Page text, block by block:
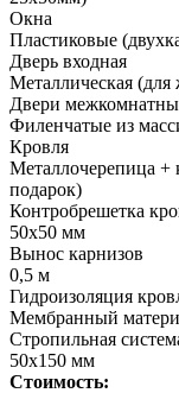
Окна
Пластиковые
Дверь входная
Металлическая
Двери
Филенчатые из
Кровля
Металлочерепица +
подарок)
Контробрешетка
50х50 мм
Вынос карнизов
0,5 м
Гидроизоляция
Мембранный
Стропильная
50х150 мм
Стоимость: